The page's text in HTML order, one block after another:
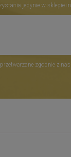
jedynie w sklepie
zgodnie z